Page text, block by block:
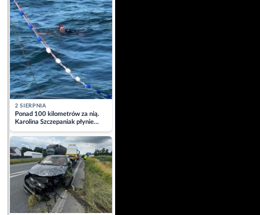
2 SIERPNIA
Ponad 100 kilometrów za nią.
Karolina Szczepaniak płynie
przez Bałtyk dla Piotra.
Aktualizacja